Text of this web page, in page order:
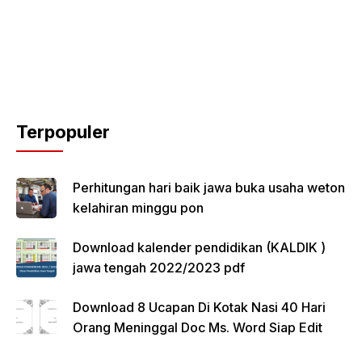
Terpopuler
Perhitungan hari baik jawa buka usaha weton
kelahiran minggu pon
Download kalender pendidikan (KALDIK )
jawa tengah 2022/2023 pdf
Download 8 Ucapan Di Kotak Nasi 40 Hari
Orang Meninggal Doc Ms. Word Siap Edit